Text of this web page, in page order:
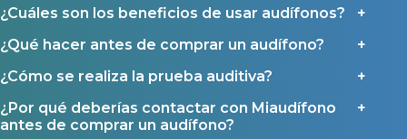
¿Cuáles son los beneficios de usar audífonos?
¿Qué hacer antes de comprar un audífono?
¿Cómo se realiza la prueba auditiva?
¿Por qué deberías contactar con Miaudífono
antes de comprar un audífono?